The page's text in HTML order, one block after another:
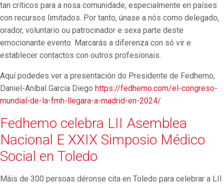
tan críticos para a nosa comunidade, especialmente en países
con recursos limitados. Por tanto, únase a nós como delegado,
orador, voluntario ou patrocinador e sexa parte deste
emocionante evento. Marcarás a diferenza con só vir e
establecer contactos con outros profesionais.
Aquí podedes ver a presentación do Presidente de Fedhemo,
Daniel-Aníbal Garcia Diego https://fedhemo.com/el-congreso-
mundial-de-la-fmh-llegara-a-madrid-en-2024/
Fedhemo celebra LII Asemblea
Nacional E XXIX Simposio Médico
Social en Toledo
Máis de 300 persoas déronse cita en Toledo para celebrar a LII